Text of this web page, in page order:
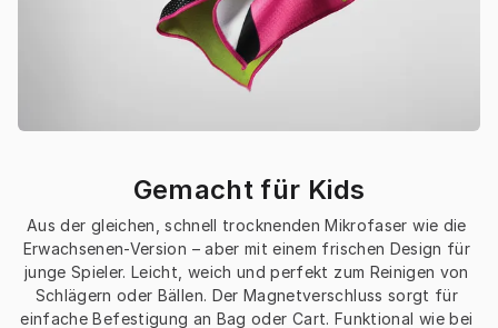
Gemacht für Kids
Aus der gleichen, schnell trocknenden Mikrofaser wie die
Erwachsenen-Version – aber mit einem frischen Design für
junge Spieler. Leicht, weich und perfekt zum Reinigen von
Schlägern oder Bällen. Der Magnetverschluss sorgt für
einfache Befestigung an Bag oder Cart. Funktional wie bei